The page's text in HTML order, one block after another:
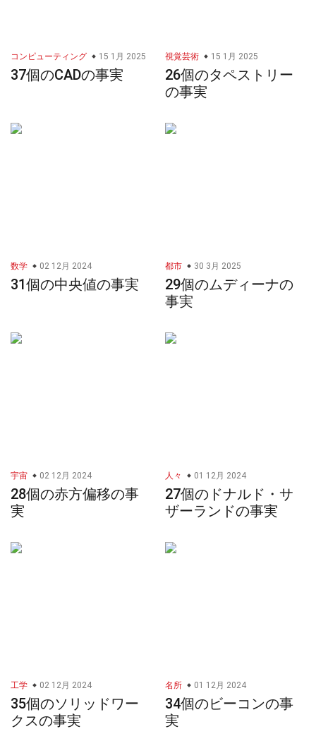
コンピューティング 15 1月 2025
37個のCADの事実
視覚芸術 15 1月 2025
26個のタペストリー
の事実
数学 02 12月 2024
31個の中央値の事実
都市 30 3月 2025
29個のムディーナの
事実
宇宙 02 12月 2024
28個の赤方偏移の事
実
人々 01 12月 2024
27個のドナルド・サ
ザーランドの事実
工学 02 12月 2024
35個のソリッドワー
クスの事実
名所 01 12月 2024
34個のビーコンの事
実